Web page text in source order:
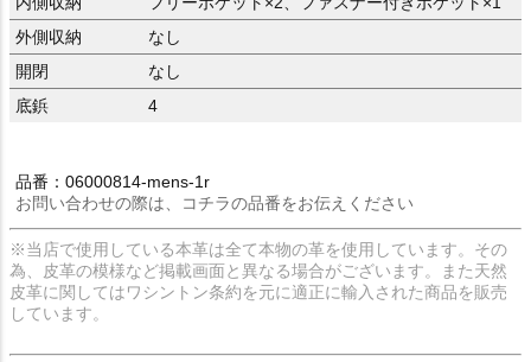
外側収納
なし
開閉
なし
底鋲
4
品番：06000814-mens-1r
お問い合わせの際は、コチラの品番をお伝えください
※当店で使用している本革は全て本物の革を使用しています。その
為、皮革の模様など掲載画面と異なる場合がございます。また天然
皮革に関してはワシントン条約を元に適正に輸入された商品を販売
しています。